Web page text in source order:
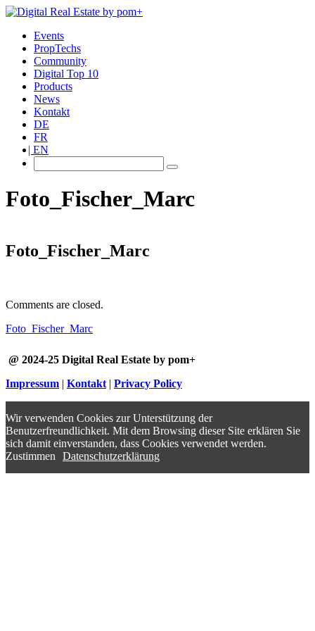
Events
PropTechs
Community
Digital Top 10
Products
News
Kontakt
DE
FR
EN
Foto_Fischer_Marc
Foto_Fischer_Marc
Comments are closed.
Foto_Fischer_Marc
@ 2024-25 Digital Real Estate by pom+
Impressum | Kontakt | Privacy Policy
Wir verwenden Cookies zur Unterstützung der
Benutzerfreundlichkeit. Mit dem Browsing dieser Site erklären Sie
sich damit einverstanden, dass Cookies verwendet werden.
Zustimmen
Datenschutzerklärung